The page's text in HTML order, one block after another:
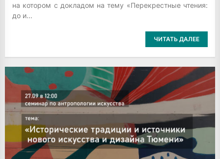
на котором с докладом на тему «Перекрестные чтения:
до и...
ЧИТАТЬ ДАЛЕЕ